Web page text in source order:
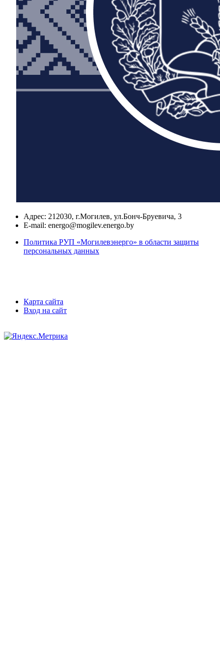
Адрес: 212030, г.Могилев, ул.Бонч-Бруевича, 3
E-mail: energo@mogilev.energo.by
Политика РУП «Могилевэнерго» в области защиты
персональных данных
Карта сайта
Вход на сайт